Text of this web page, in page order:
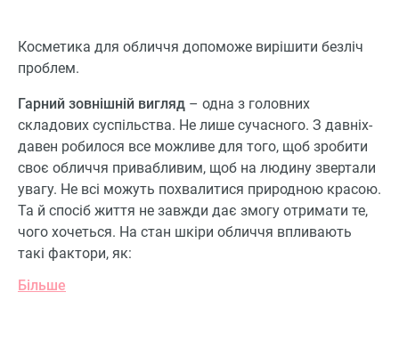
Косметика для обличчя допоможе вирішити безліч
проблем.
Гарний зовнішній вигляд – одна з головних
складових суспільства. Не лише сучасного. З давніх-
давен робилося все можливе для того, щоб зробити
своє обличчя привабливим, щоб на людину звертали
увагу. Не всі можуть похвалитися природною красою.
Та й спосіб життя не завжди дає змогу отримати те,
чого хочеться. На стан шкіри обличчя впливають
такі фактори, як:
Більше